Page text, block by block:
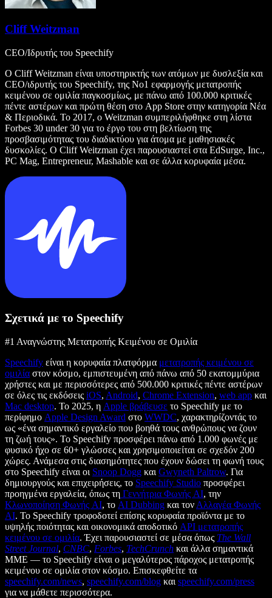
Cliff Weitzman
CEO/Ιδρυτής του Speechify
Ο Cliff Weitzman είναι υποστηρικτής των ατόμων με δυσλεξία και
CEO/ιδρυτής του Speechify, της Νο1 εφαρμογής μετατροπής
κειμένου σε ομιλία παγκοσμίως, με πάνω από 100.000 κριτικές
πέντε αστέρων και πρώτη θέση στο App Store στην κατηγορία Νέα
& Περιοδικά. Το 2017, ο Weitzman συμπεριλήφθηκε στη λίστα
Forbes 30 under 30 για το έργο του στη βελτίωση της
προσβασιμότητας του διαδικτύου για άτομα με μαθησιακές
δυσκολίες. Ο Cliff Weitzman έχει παρουσιαστεί στα EdSurge, Inc.,
PC Mag, Entrepreneur, Mashable και σε άλλα κορυφαία μέσα.
Σχετικά με το Speechify
#1 Αναγνώστης Μετατροπής Κειμένου σε Ομιλία
Speechify είναι η κορυφαία πλατφόρμα μετατροπής κειμένου σε
ομιλία στον κόσμο, εμπιστευμένη από πάνω από 50 εκατομμύρια
χρήστες και με περισσότερες από 500.000 κριτικές πέντε αστέρων
σε όλες τις εκδόσεις iOS, Android, Chrome Extension, web app και
Mac desktop. Το 2025, η Apple βράβευσε το Speechify με το
περίφημο Apple Design Award στο WWDC, χαρακτηρίζοντάς το
ως «ένα σημαντικό εργαλείο που βοηθά τους ανθρώπους να ζουν
τη ζωή τους». Το Speechify προσφέρει πάνω από 1.000 φωνές με
φυσικό ήχο σε 60+ γλώσσες και χρησιμοποιείται σε σχεδόν 200
χώρες. Ανάμεσα στις διασημότητες που έχουν δώσει τη φωνή τους
στο Speechify είναι οι Snoop Dogg και Gwyneth Paltrow. Για
δημιουργούς και επιχειρήσεις, το Speechify Studio προσφέρει
προηγμένα εργαλεία, όπως τη Γεννήτρια Φωνής AI, την
Κλωνοποίηση Φωνής AI, το AI Dubbing και τον Αλλαγέα Φωνής
AI. Το Speechify τροφοδοτεί επίσης κορυφαία προϊόντα με το
υψηλής ποιότητας και οικονομικά αποδοτικό API μετατροπής
κειμένου σε ομιλία. Έχει παρουσιαστεί σε μέσα όπως The Wall
Street Journal, CNBC, Forbes, TechCrunch και άλλα σημαντικά
ΜΜΕ — το Speechify είναι ο μεγαλύτερος πάροχος μετατροπής
κειμένου σε ομιλία στον κόσμο. Επισκεφθείτε τα
speechify.com/news, speechify.com/blog και speechify.com/press
για να μάθετε περισσότερα.